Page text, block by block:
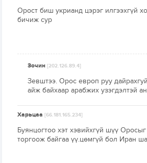
Орост биш укрианд цэрэг илгээхгүй
бичиж сур
Зочин[202.126.89.4]
Зевштээ. Орос европ руу
айж байхаар арабжих узэгдэлтэй
Харьцаа[66.181.165.234]
Буянцогтоо хэт хэвийхгүй шүү
торгоож байгаа үү.цөмгүй бол Иран